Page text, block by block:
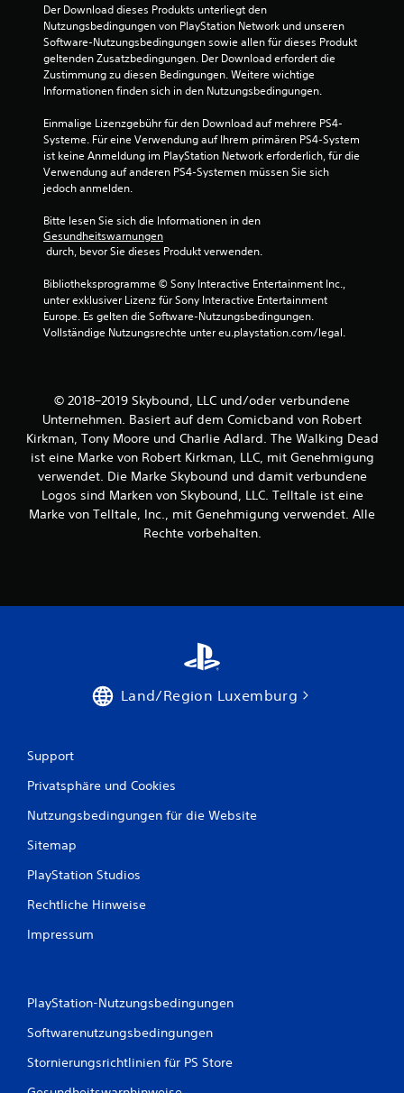
S
t
r
n
s
1
5
9
7
e
Der Download dieses Produkts unterliegt den
Nutzungsbedingungen von PlayStation Network und unseren
Software-Nutzungsbedingungen sowie allen für dieses Produkt
geltenden Zusatzbedingungen. Der Download erfordert die
Zustimmung zu diesen Bedingungen. Weitere wichtige
Informationen finden sich in den Nutzungsbedingungen.
Einmalige Lizenzgebühr für den Download auf mehrere PS4-
Systeme. Für eine Verwendung auf Ihrem primären PS4-System
ist keine Anmeldung im PlayStation Network erforderlich, für die
Verwendung auf anderen PS4-Systemen müssen Sie sich
jedoch anmelden.
Bitte lesen Sie sich die Informationen in den
Gesundheitswarnungen
durch, bevor Sie dieses Produkt verwenden.
Bibliotheksprogramme © Sony Interactive Entertainment Inc.,
unter exklusiver Lizenz für Sony Interactive Entertainment
Europe. Es gelten die Software-Nutzungsbedingungen.
Vollständige Nutzungsrechte unter eu.playstation.com/legal.
© 2018–2019 Skybound, LLC und/oder verbundene
Unternehmen. Basiert auf dem Comicband von Robert
Kirkman, Tony Moore und Charlie Adlard. The Walking Dead
ist eine Marke von Robert Kirkman, LLC, mit Genehmigung
verwendet. Die Marke Skybound und damit verbundene
Logos sind Marken von Skybound, LLC. Telltale ist eine
Marke von Telltale, Inc., mit Genehmigung verwendet. Alle
Rechte vorbehalten.
Land/Region Luxemburg
Support
Privatsphäre und Cookies
Nutzungsbedingungen für die Website
Sitemap
PlayStation Studios
Rechtliche Hinweise
Impressum
PlayStation-Nutzungsbedingungen
Softwarenutzungsbedingungen
Stornierungsrichtlinien für PS Store